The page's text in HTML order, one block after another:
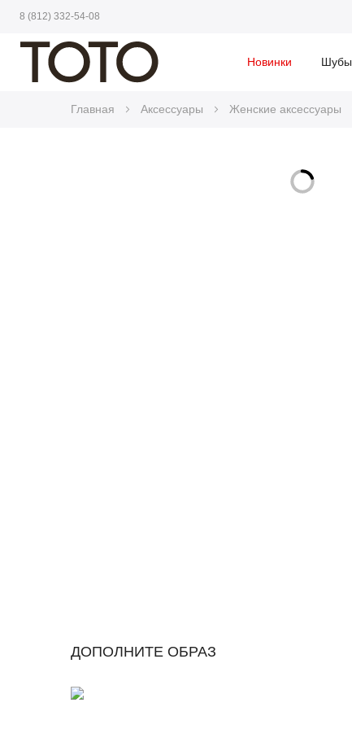
8 (812) 332-54-08
Новинки Шубы
Главная Аксессуары Женские аксессуары
ДОПОЛНИТЕ ОБРАЗ